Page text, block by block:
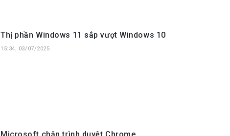
Thị phần Windows 11 sắp vượt Windows 10
15:34, 03/07/2025